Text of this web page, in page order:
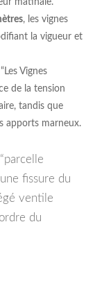
matinale.
, les vignes
la vigueur et
Vignes
de la tension
tandis que
apports marneux.
fissure du
ventile
du